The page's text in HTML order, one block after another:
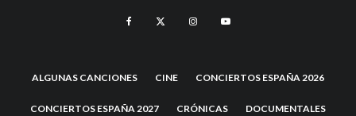
ALGUNAS CANCIONES CINE CONCIERTOS ESPAÑA 2026
CONCIERTOS ESPAÑA 2027 CRÓNICAS DOCUMENTALES